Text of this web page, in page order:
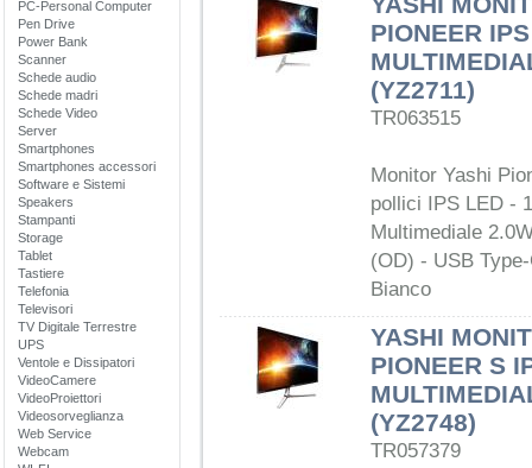
PC-Personal Computer
Pen Drive
Power Bank
Scanner
Schede audio
Schede madri
Schede Video
Server
Smartphones
Smartphones accessori
Software e Sistemi
Speakers
Stampanti
Storage
Tablet
Tastiere
Telefonia
Televisori
TV Digitale Terrestre
UPS
Ventole e Dissipatori
VideoCamere
VideoProiettori
Videosorveglianza
Web Service
Webcam
PIONEER
(YZ2711)
TR063515
Monitor Yashi
pollici IPS LED -
Multimediale
(OD) - USB
Bianco
YASHI
PIONEER S
(YZ2748)
TR057379